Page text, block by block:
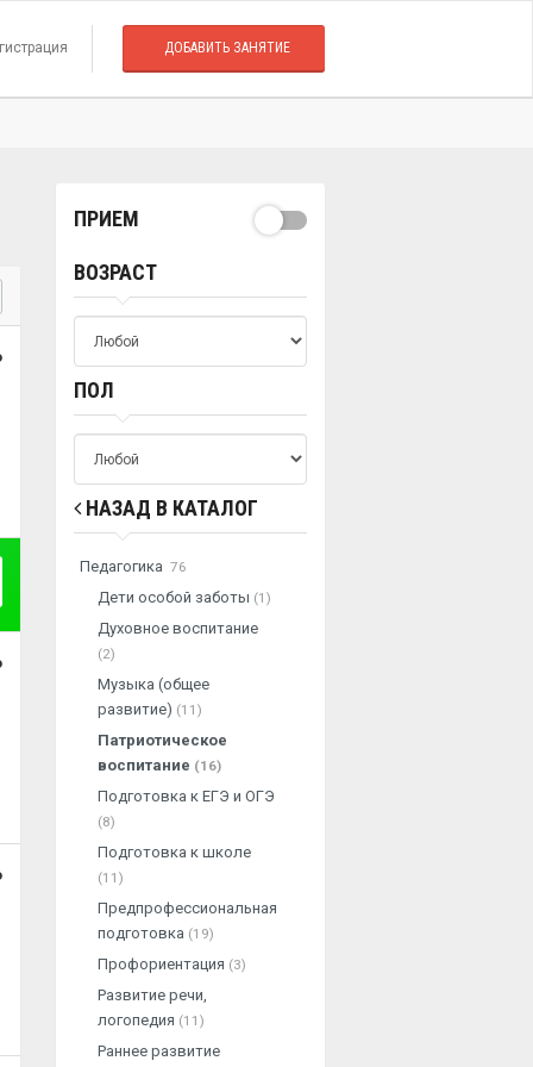
ДОБАВИТЬ ЗАНЯТИЕ
ПРИЕМ
ВОЗРАСТ
ПОЛ
НАЗАД В КАТАЛОГ
Педагогика 76
Дети особой заботы (1)
Духовное воспитание
(2)
Музыка (общее
развитие) (11)
Патриотическое
воспитание (16)
Подготовка к ЕГЭ и ОГЭ
(8)
Подготовка к школе
(11)
Предпрофессиональная
подготовка (19)
Профориентация (3)
Развитие речи,
логопедия (11)
Раннее развитие